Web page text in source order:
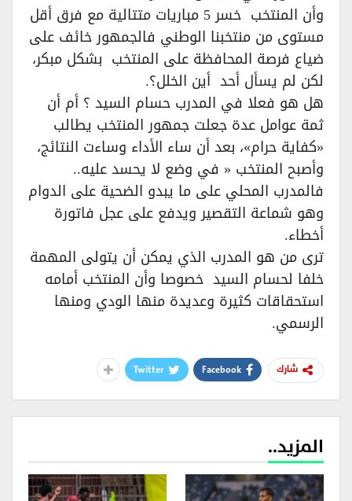
وأن المنتخب خسر 5 مباريات متتالية مع فرق أقل
مستوى من منتخبنا الوطني فالجمهور خائف على
ضياع فرصة المحافظة على المنتخب بشكل مبكر،
لكن لم يسأل أحد أين الخلل؟.
هل هو فعلا في المدرب حسام السيد ؟ أم أن
ثمة عوامل عدة جعلت جمهور المنتخب يطالب
«كفاية حرام»، بعد أن ساء الأداء وساءت النتائج،
وأصبح المنتخب « في وضع لا يحسد عليه..
فالمدرب المحلي على ما يبدو الضحية على الدوام
وهو شماعة التقصير ويدفع على عجل فاتورة
أخطاء.
ترى من هو المدرب الذي يمكن أن يتولى المهمة
خلفا لحسام السيد خصوصا وأن المنتخب أمامه
استحقاقات كثيرة وعديدة منها الودي ومنها
الرسمي.
شارك Facebook
Twitter
المزيد..